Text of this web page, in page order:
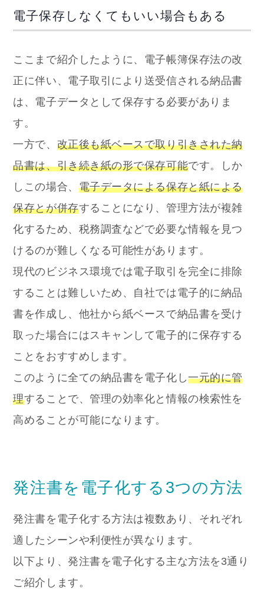
電子保存しなくてもいい場合もある
ここまで紹介したように、電子帳簿保存法の改
正に伴い、電子取引により送受信される納品書
は、電子データとして保存する必要がありま
す。
一方で、 改正後も紙ベースで取り引きされた納
品書は、引き続き紙の形で保存可能です。
しか
しこの場合、 電子データによる保存と紙による
保存とが併存することになり、管理方法が複雑
化するため、税務調査などで必要な情報を見つ
けるのが難しくなる可能性があります。
現代のビジネス環境では電子取引を完全に排除
することは難しいため、自社では電子的に納品
書を作成し、他社から紙ベースで納品書を受け
取った場合にはスキャンして電子的に保存する
ことをおすすめします。
このように全ての納品書を電子化し一元的に管
理することで、管理の効率化と情報の検索性を
高めることが可能になります。
発注書を電子化する3つの方法
発注書を電子化する方法は複数あり、それぞれ
適したシーンや利便性が異なります。
以下より、発注書を電子化する主な方法を3通り
ご紹介します。